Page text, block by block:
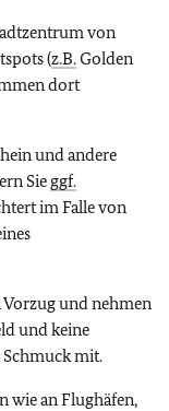
von
(z.B.Golden
dort
und andere
Sie ggf.
im Falle von
Vorzug und nehmen
und keine
mit.
wie an Flughäfen,